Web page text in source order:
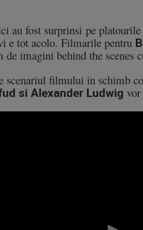
au fost surprinsi pe
e tot acolo. Filmarile pentru
de imagini behind the scenes
scenariul filmului in schimb
si Alexander Ludwig